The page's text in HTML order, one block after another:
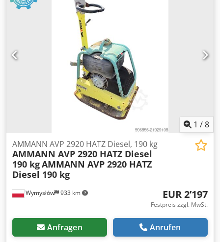
1 /8
Wymysłów 933 km
AMMANN AVP 2920 HATZ Diesel, 190 kg
AMMANN AVP 2920 HATZ Diesel
190 kgAMMANN AVP 2920 HATZ
Diesel 190 kg
EUR 2’197
Festpreis zzgl. MwSt.
Anfragen Anrufen